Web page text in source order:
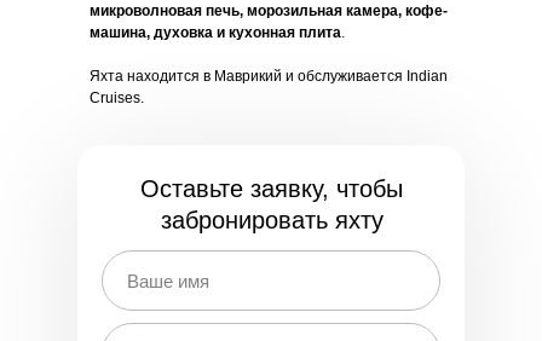
микроволновая печь, морозильная камера, кофе-
машина, духовка и кухонная плита.
Яхта находится в Маврикий и обслуживается Indian
Cruises.
Оставьте заявку, чтобы
забронировать яхту